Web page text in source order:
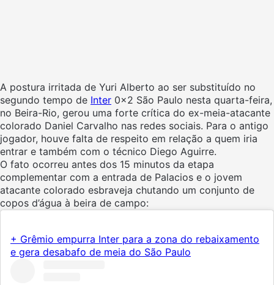
A postura irritada de Yuri Alberto ao ser substituído no
segundo tempo de Inter 0x2 São Paulo nesta quarta-feira,
no Beira-Rio, gerou uma forte crítica do ex-meia-atacante
colorado Daniel Carvalho nas redes sociais. Para o antigo
jogador, houve falta de respeito em relação a quem iria
entrar e também com o técnico Diego Aguirre.
O fato ocorreu antes dos 15 minutos da etapa
complementar com a entrada de Palacios e o jovem
atacante colorado esbraveja chutando um conjunto de
copos d’água à beira de campo:
+ Grêmio empurra Inter para a zona do rebaixamento
e gera desabafo de meia do São Paulo